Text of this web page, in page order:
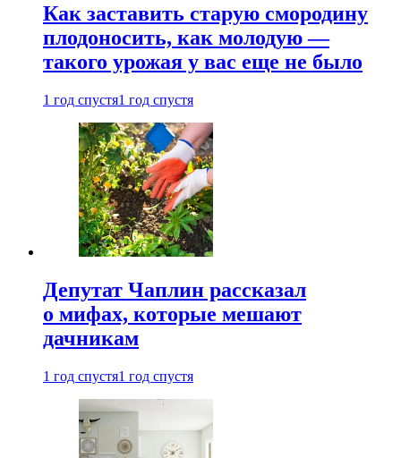
Как заставить старую смородину
плодоносить, как молодую —
такого урожая у вас еще не было
1 год спустя1 год спустя
Депутат Чаплин рассказал
о мифах, которые мешают
дачникам
1 год спустя1 год спустя